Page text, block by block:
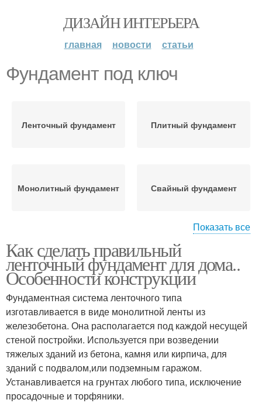
ДИЗАЙН ИНТЕРЬЕРА
главная новости статьи
Фундамент под ключ
Ленточный фундамент Плитный фундамент
Монолитный фундамент Свайный фундамент
Правильный фундамент
Показать все
Как сделать правильный
ленточный фундамент для дома..
Особенности конструкции
Фундаментная система ленточного типа
изготавливается в виде монолитной ленты из
железобетона. Она располагается под каждой несущей
стеной постройки. Используется при возведении
тяжелых зданий из бетона, камня или кирпича, для
зданий с подвалом,или подземным гаражом.
Устанавливается на грунтах любого типа, исключение
просадочные и торфяники.